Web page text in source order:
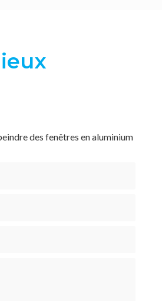
des fenêtres en aluminium